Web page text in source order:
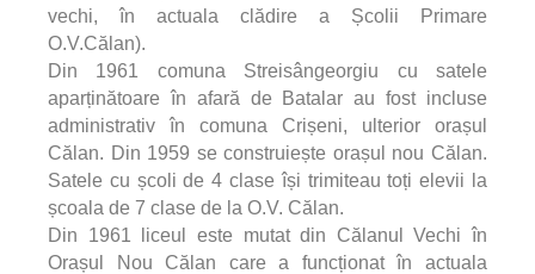
vechi, în actuala clădire a Școlii Primare
O.V.Călan).
Din 1961 comuna Streisângeorgiu cu satele
aparținătoare în afară de Batalar au fost incluse
administrativ în comuna Crișeni, ulterior orașul
Călan. Din 1959 se construiește orașul nou Călan.
Satele cu școli de 4 clase își trimiteau toți elevii la
școala de 7 clase de la O.V. Călan.
Din 1961 liceul este mutat din Călanul Vechi în
Orașul Nou Călan care a funcționat în actuala